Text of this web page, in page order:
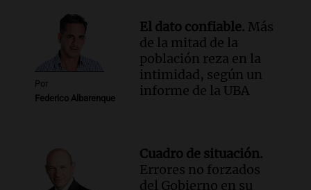
Panorama Federal
Episodios
Por
Federico Albarenque
El dato confiable. Más
de la mitad de la
población reza en la
intimidad, según un
informe de la UBA
Cuadro de situación.
Errores no forzados
del Gobierno en su